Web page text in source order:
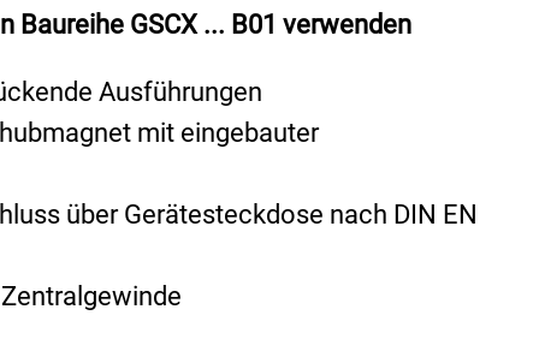
Baureihe GSCX ... B01 verwenden
Ausführungen
mit eingebauter
über Gerätesteckdose nach DIN EN